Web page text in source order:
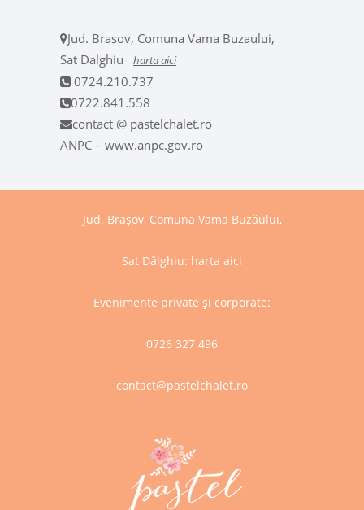
Jud. Brasov, Comuna Vama Buzaului,
Sat Dalghiu
harta aici
0724.210.737
0722.841.558
contact @ pastelchalet.ro
ANPC – www.anpc.gov.ro
Jud. Brașov, Comuna Vama Buzăului,
Sat Dălghiu: harta aici
Evenimente private și corporate:
0726 327 496
contact@pastelchalet.ro